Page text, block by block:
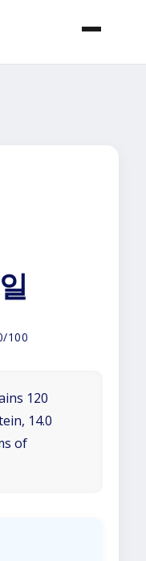
100
120
14.0
of